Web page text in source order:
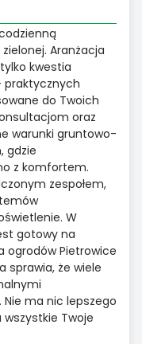
Aranżacja
kwestia
praktycznych
do Twoich
oraz
warunki gruntowo-
gdzie
z komfortem.
zespołem,
W
gotowy na
ogrodów Pietrowice
sprawia, że wiele
ma nic lepszego
wszystkie Twoje